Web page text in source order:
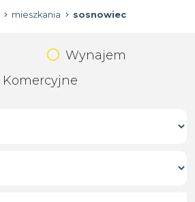
mieszkania sosnowiec
Wynajem
Komercyjne